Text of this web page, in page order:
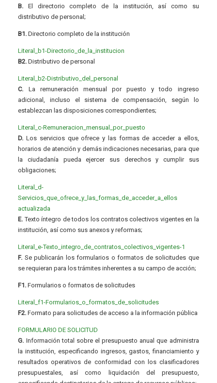
B. El directorio completo de la institución, así como su
distributivo de personal;
B1. Directorio completo de la institución
Literal_b1-Directorio_de_la_institucion
B2. Distributivo de personal
Literal_b2-Distributivo_del_personal
C. La remuneración mensual por puesto y todo ingreso
adicional, incluso el sistema de compensación, según lo
establezcan las disposiciones correspondientes;
Literal_c-Remuneracion_mensual_por_puesto
D. Los servicios que ofrece y las formas de acceder a ellos,
horarios de atención y demás indicaciones necesarias, para que
la ciudadanía pueda ejercer sus derechos y cumplir sus
obligaciones;
Literal_d-
Servicios_que_ofrece_y_las_formas_de_acceder_a_ellos
actualizada
E. Texto íntegro de todos los contratos colectivos vigentes en la
institución, así como sus anexos y reformas;
Literal_e-Texto_integro_de_contratos_colectivos_vigentes-1
F. Se publicarán los formularios o formatos de solicitudes que
se requieran para los trámites inherentes a su campo de acción;
F1. Formularios o formatos de solicitudes
Literal_f1-Formularios_o_formatos_de_solicitudes
F2. Formato para solicitudes de acceso a la información pública
FORMULARIO DE SOLICITUD
G. Información total sobre el presupuesto anual que administra
la institución, especificando ingresos, gastos, financiamiento y
resultados operativos de conformidad con los clasificadores
presupuestales, así como liquidación del presupuesto,